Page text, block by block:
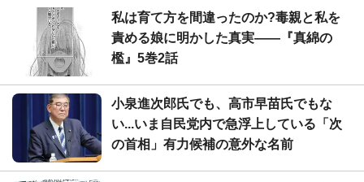
私は育て方を間違ったのか?毒親と私を
責める娘に明かした真実――『真綿の
檻』5巻2話
小泉進次郎氏でも、高市早苗氏でもな
い...いま自民党内で急浮上している「次
の首相」有力候補の意外な名前